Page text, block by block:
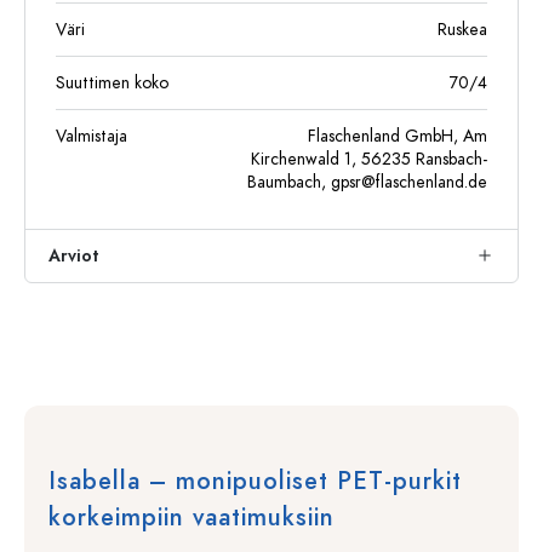
Väri Ruskea
Suuttimen koko 70/4
Valmistaja
Flaschenland GmbH, Am
Kirchenwald 1, 56235 Ransbach-
Baumbach, gpsr@flaschenland.de
Arviot
Isabella – monipuoliset PET-purkit
korkeimpiin vaatimuksiin